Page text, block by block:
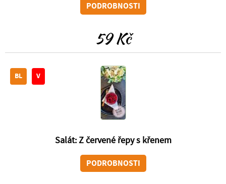
PODROBNOSTI
59 Kč
BL V
Salát: Z červené řepy s křenem
PODROBNOSTI